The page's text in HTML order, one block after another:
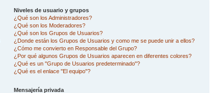
Niveles de usuario y grupos
¿Qué son los Administradores?
¿Qué son los Moderadores?
¿Qué son los Grupos de Usuarios?
¿Donde están los Grupos de Usuarios y como me se puede unir a ellos?
¿Cómo me convierto en Responsable del Grupo?
¿Por qué algunos Grupos de Usuarios aparecen en diferentes colores?
¿Qué es un "Grupo de Usuarios predeterminado"?
¿Qué es el enlace "El equipo"?
Mensajería privada